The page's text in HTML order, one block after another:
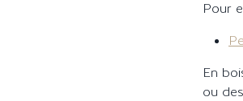
Pour
En
ou